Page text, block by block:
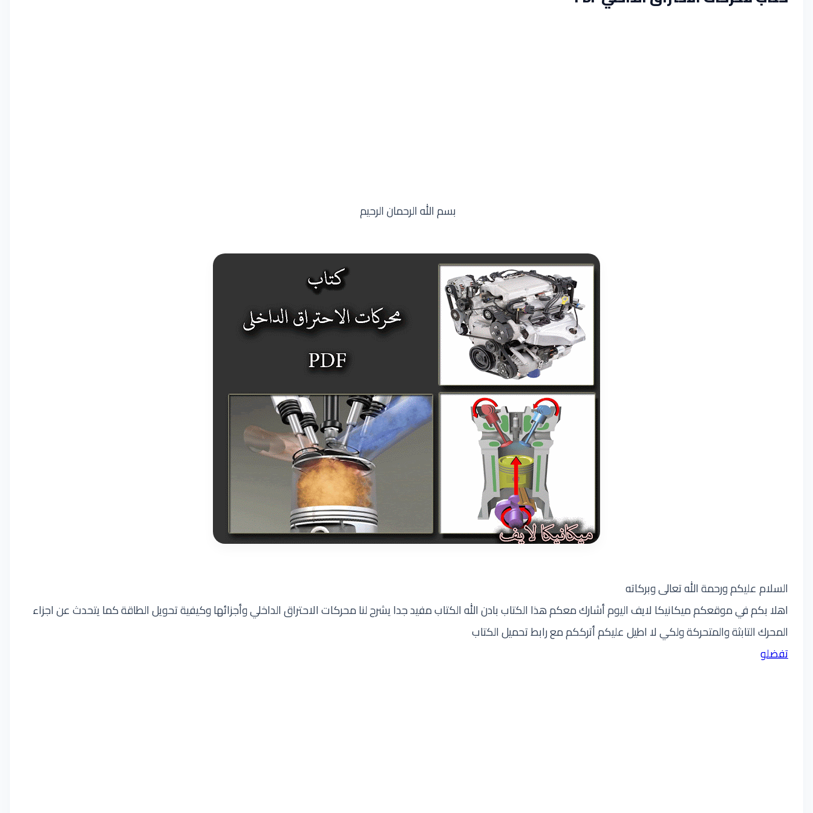
بسم الله الرحمان الرحيم
السلام عليكم ورحمة الله تعالى وبركاته
اهلا بكم في موقعكم ميكانيكا لايف اليوم أشارك معكم هذا الكتاب بادن الله الكتاب مفيد جدا يشرح لنا محركات الاحتراق الداخلي وأجزائها وكيفية تحويل الطاقة كما يتحدث عن اجزاء
المحرك التابثة والمتحركة ولكي لا اطيل عليكم أترككم مع رابط تحميل الكتاب
تفضلو